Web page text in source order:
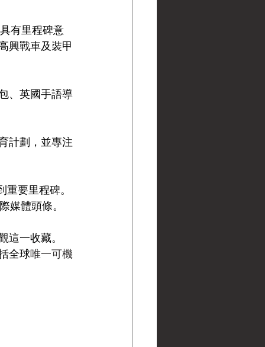
有里程碑意
興戰車及裝甲
、英國手語導
計劃，並專注
要里程碑。
媒體頭條。
這一收藏。
全球唯一可機